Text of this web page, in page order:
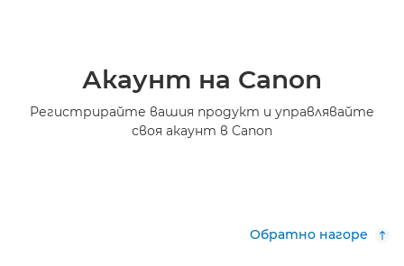
Акаунт на Canon
Регистрирайте вашия продукт и управлявайте
своя акаунт в Canon
Обратно нагоре